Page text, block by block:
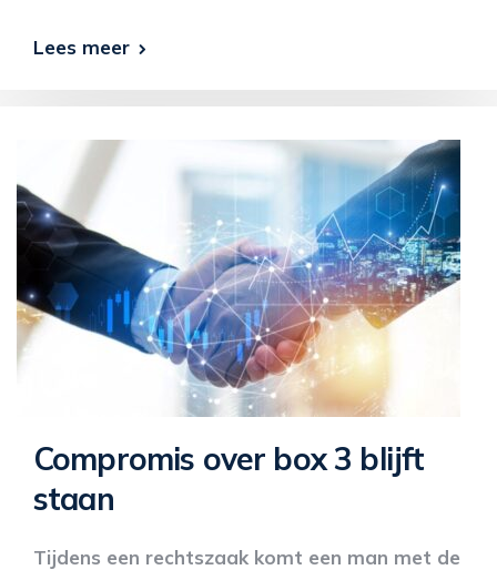
Lees meer
Compromis over box 3 blijft
staan
Tijdens een rechtszaak komt een man met de